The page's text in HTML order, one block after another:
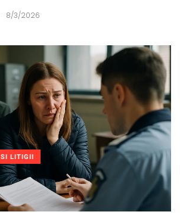
8/3/2026
SI LITIGII